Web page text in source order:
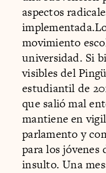
aspectos
movimiento
universidad. Si
visibles del
estudiantil de
que salió mal
mantiene en
parlamento y
para los jóvenes
insulto. Una